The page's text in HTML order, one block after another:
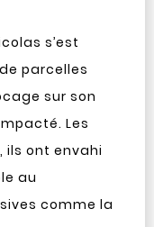
s’est
parcelles
sur son
Les
ils ont envahi
au
comme la